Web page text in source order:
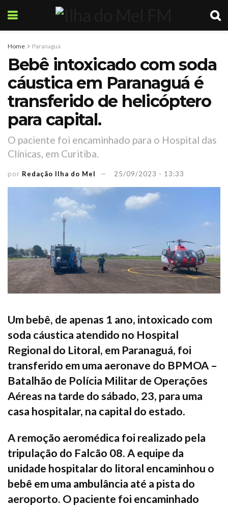
Home Paranaguá
Bebê intoxicado com soda
cáustica em Paranaguá é
transferido de helicóptero
para capital.
O paciente foi encaminhado para o Hospital das
Clínicas, em Curitiba.
por Redação Ilha do Mel 25/09/2023 - 13:33
Um bebê, de apenas 1 ano, intoxicado com
soda cáustica atendido no Hospital
Regional do Litoral, em Paranaguá, foi
transferido em uma aeronave do BPMOA –
Batalhão de Polícia Militar de Operações
Aéreas na tarde do sábado, 23, para uma
casa hospitalar, na capital do estado.
A remoção aeromédica foi realizado pela
tripulação do Falcão 08. A equipe da
unidade hospitalar do litoral encaminhou o
bebê em uma ambulância até a pista do
aeroporto. O paciente foi encaminhado